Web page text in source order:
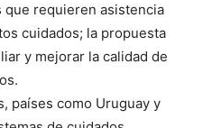
que requieren asistencia
cuidados; la propuesta
y mejorar la calidad de
países como Uruguay y